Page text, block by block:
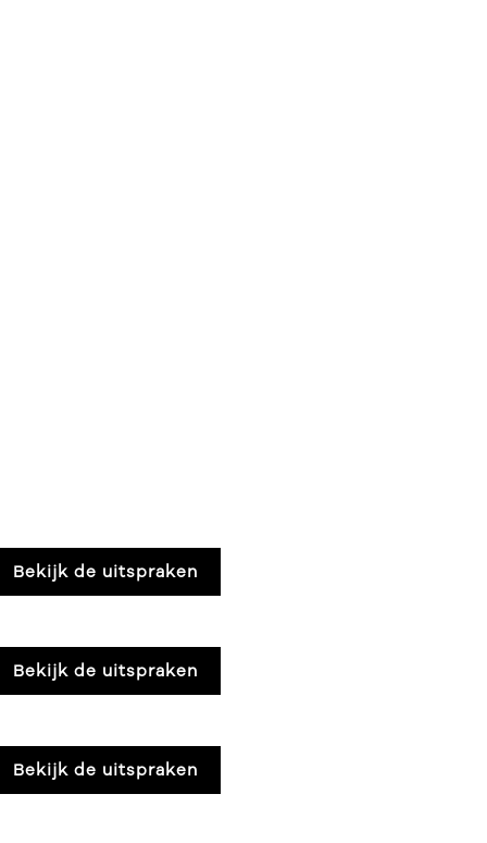
Bekijk de uitspraken
Bekijk de uitspraken
Bekijk de uitspraken